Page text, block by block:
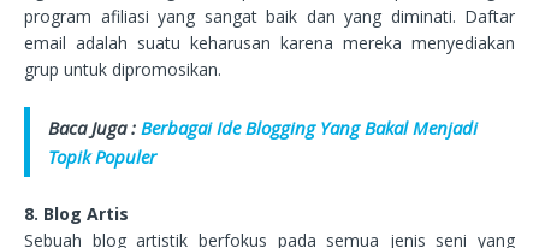
program afiliasi yang sangat baik dan yang diminati. Daftar
email adalah suatu keharusan karena mereka menyediakan
grup untuk dipromosikan.
Baca Juga : Berbagai Ide Blogging Yang Bakal Menjadi
Topik Populer
8. Blog Artis
Sebuah blog artistik berfokus pada semua jenis seni yang